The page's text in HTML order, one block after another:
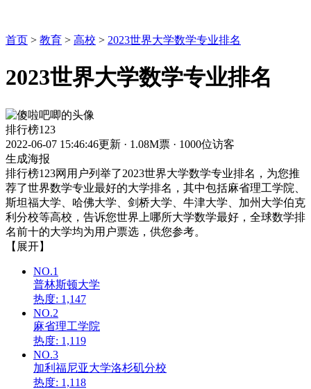
首页 > 教育 > 高校 > 2023世界大学数学专业排名
2023世界大学数学专业排名
排行榜123
2022-06-07 15:46:46更新 · 1.08M票 · 1000位访客
生成海报
排行榜123网用户列举了2023世界大学数学专业排名，为您推
荐了世界数学专业最好的大学排名，其中包括麻省理工学院、
斯坦福大学、哈佛大学、剑桥大学、牛津大学、加州大学伯克
利分校等高校，告诉您世界上哪所大学数学最好，全球数学排
名前十的大学均为用户票选，供您参考。
【展开】
NO.1
普林斯顿大学
热度: 1,147
NO.2
麻省理工学院
热度: 1,119
NO.3
加利福尼亚大学洛杉矶分校
热度: 1,118